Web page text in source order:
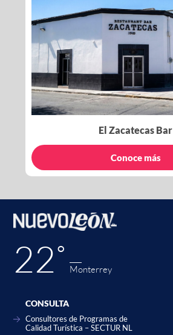
El Zacatecas Bar
Conoce más
22˚ Monterrey
CONSULTA
Consultores de Programas de
Calidad Turística – SECTUR NL